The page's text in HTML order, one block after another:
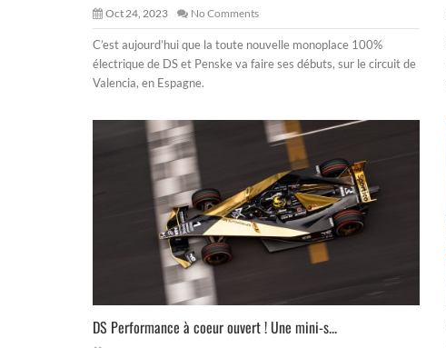
Oct 24, 2023 No Comments
C’est aujourd’hui que la toute nouvelle monoplace 100%
électrique de DS et Penske va faire ses débuts, sur le circuit de
Valencia, en Espagne.
DS Performance à coeur ouvert ! Une mini-s...